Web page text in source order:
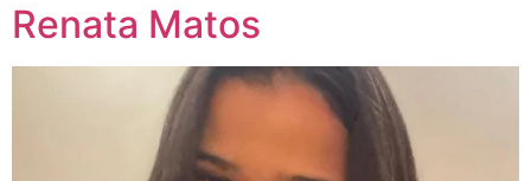
Renata Matos